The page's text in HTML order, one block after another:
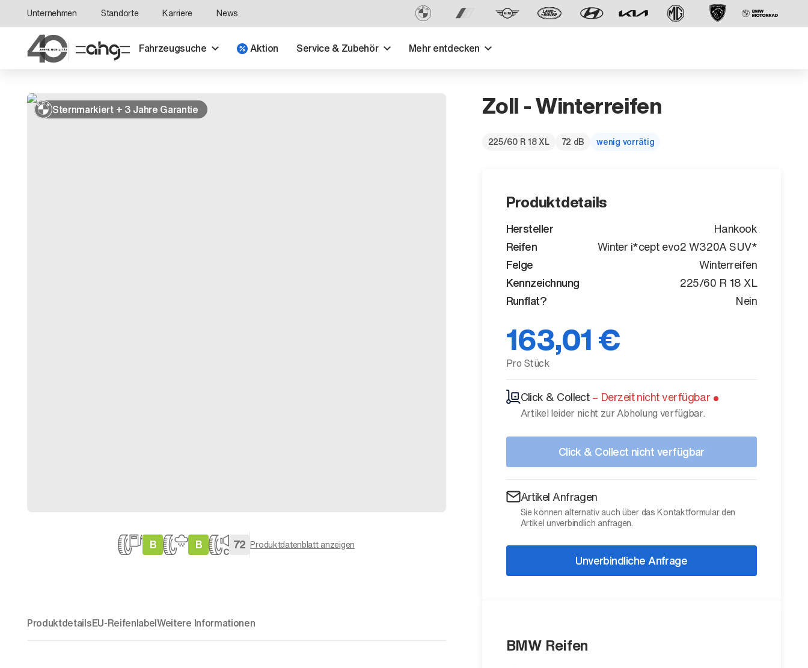
Unternehmen Standorte Karriere News
Fahrzeugsuche Aktion Service & Zubehör Mehr entdecken
Geschaffen, um vorauszugehen.
ProduktdetailsEU-ReifenlabelWeitere Informationen
Sternmarkiert + 3 Jahre Garantie
B B 72 Produktdatenblatt anzeigen
Zoll - Winterreifen
225/60 R 18 XL 72 dB wenig vorrätig
Produktdetails
Hersteller
Hankook
Reifen
Winter i*cept evo2 W320A SUV*
Felge
Winterreifen
Kennzeichnung
225/60 R 18 XL
Runflat?
Nein
163,01 €
Pro Stück
Click & Collect– Derzeit nicht verfügbar
Artikel leider nicht zur Abholung verfügbar.
Click & Collect nicht verfügbar
Artikel Anfragen
Sie können alternativ auch über das Kontaktformular den
Artikel unverbindlich anfragen.
Unverbindliche Anfrage
BMW Reifen